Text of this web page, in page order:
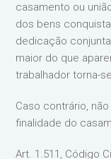
casamento ou
dos bens
dedicação
maior do que
trabalhador torna-
Caso contrário,
finalidade do
Art. 1.511, Código